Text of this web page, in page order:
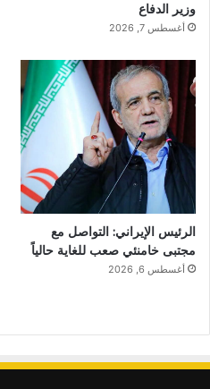
وزير الدفاع
أغسطس 7, 2026
الرئيس الإيراني: التواصل مع
مجتبى خامنئي صعب للغاية حالياً
أغسطس 6, 2026